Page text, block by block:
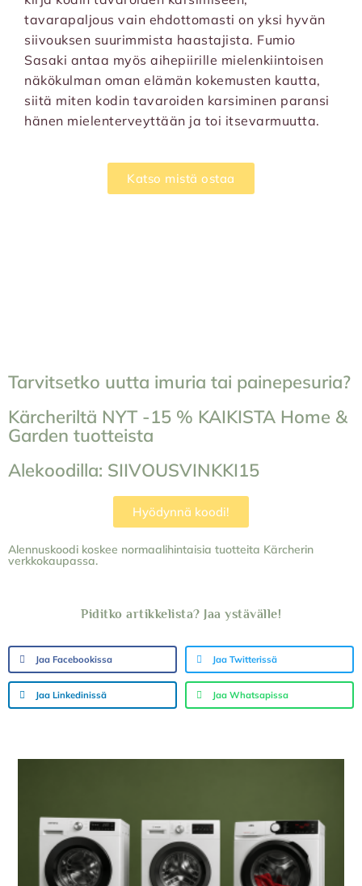
tavarapaljous vain ehdottomasti on yksi hyvän
siivouksen suurimmista haastajista. Fumio
Sasaki antaa myös aihepiirille mielenkiintoisen
näkökulman oman elämän kokemusten kautta,
siitä miten kodin tavaroiden karsiminen paransi
hänen mielenterveyttään ja toi itsevarmuutta.
Katso mistä ostaa
Tarvitsetko uutta imuria tai painepesuria?
Kärcheriltä NYT -15 % KAIKISTA Home &
Garden tuotteista
Alekoodilla: SIIVOUSVINKKI15
Hyödynnä koodi!
Alennuskoodi koskee normaalihintaisia tuotteita Kärcherin
verkkokaupassa.
Piditko artikkelista? Jaa ystävälle!
Jaa Facebookissa Jaa Twitterissä
Jaa Linkedinissä Jaa Whatsapissa